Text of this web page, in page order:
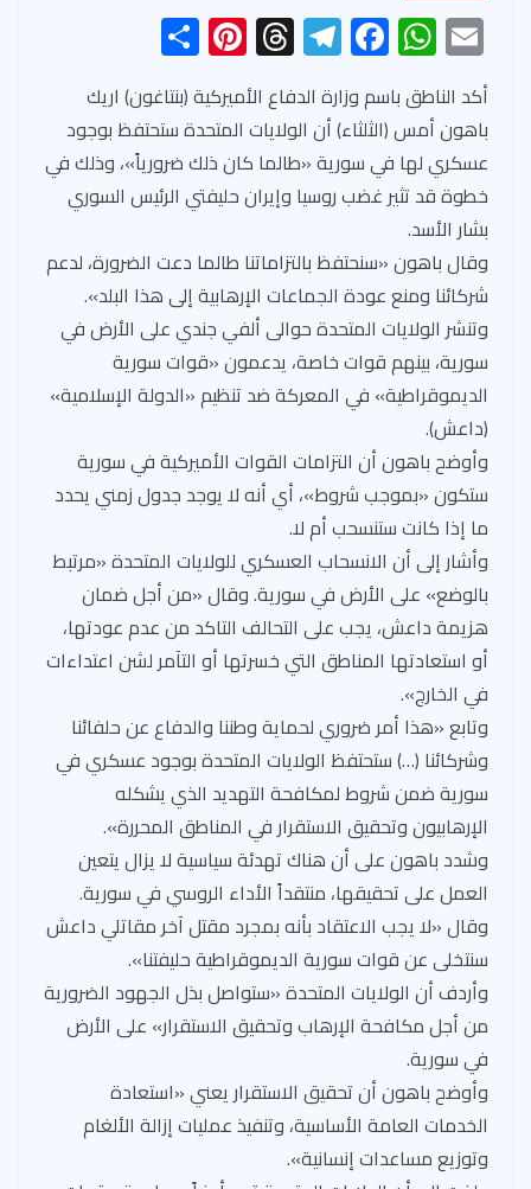
E
m
ail
W
h
at
s
A
p
p
F
ac
e
b
o
ok
Te
le
gr
a
m
T
hr
ea
ds
Pi
nt
er
es
t
h
ar
e
أكد الناطق باسم وزارة الدفاع الأميركية (بنتاغون) اريك
باهون أمس (الثلثاء) أن الولايات المتحدة ستحتفظ بوجود
عسكري لها في سورية «طالما كان ذلك ضرورياً»، وذلك في
خطوة قد تثير غضب روسيا وإيران حليفتي الرئيس السوري
بشار الأسد.
وقال باهون «سنحتفظ بالتزاماتنا طالما دعت الضرورة، لدعم
شركائنا ومنع عودة الجماعات الإرهابية إلى هذا البلد».
وتنشر الولايات المتحدة حوالى ألفي جندي على الأرض في
سورية، بينهم قوات خاصة، يدعمون «قوات سورية
الديموقراطية» في المعركة ضد تنظيم «الدولة الإسلامية»
(داعش).
وأوضح باهون أن التزامات القوات الأميركية في سورية
ستكون «بموجب شروط»، أي أنه لا يوجد جدول زمني يحدد
ما إذا كانت ستنسحب أم لا.
وأشار إلى أن الانسحاب العسكري للولايات المتحدة «مرتبط
بالوضع» على الأرض في سورية. وقال «من أجل ضمان
هزيمة داعش، يجب على التحالف التاكد من عدم عودتها،
أو استعادتها المناطق التي خسرتها أو التآمر لشن اعتداءات
في الخارج».
وتابع «هذا أمر ضروري لحماية وطننا والدفاع عن حلفائنا
وشركائنا (…) ستحتفظ الولايات المتحدة بوجود عسكري في
سورية ضمن شروط لمكافحة التهديد الذي يشكله
الإرهابيون وتحقيق الاستقرار في المناطق المحررة».
وشدد باهون على أن هناك تهدئة سياسية لا يزال يتعين
العمل على تحقيقها، منتقداً الأداء الروسي في سورية.
وقال «لا يجب الاعتقاد بأنه بمجرد مقتل آخر مقاتلي داعش
سنتخلى عن قوات سورية الديموقراطية حليفتنا».
وأردف أن الولايات المتحدة «ستواصل بذل الجهود الضرورية
من أجل مكافحة الإرهاب وتحقيق الاستقرار» على الأرض
في سورية.
وأوضح باهون أن تحقيق الاستقرار يعني «استعادة
الخدمات العامة الأساسية، وتنفيذ عمليات إزالة الألغام
وتوزيع مساعدات إنسانية».